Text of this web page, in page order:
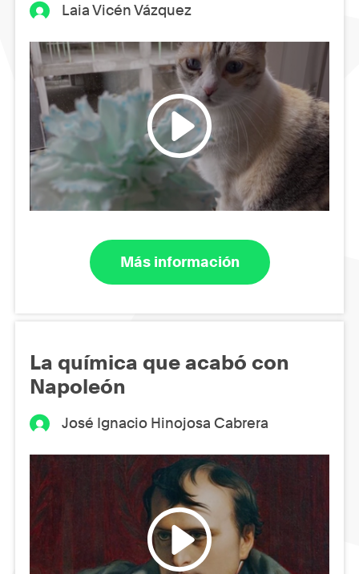
Laia Vicén Vázquez
Más información
La química que acabó con
Napoleón
José Ignacio Hinojosa Cabrera